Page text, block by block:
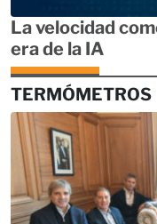
La velocidad
era de la IA
TERMÓMETROS